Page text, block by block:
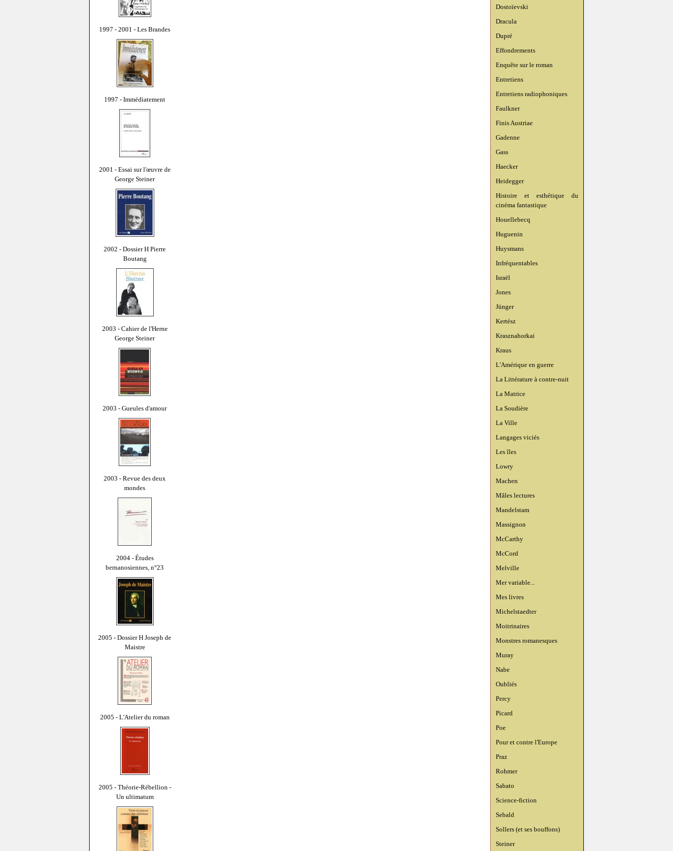
1997 - 2001 - Les Brandes
1997 - Immédiatement
2001 - Essai sur l'œuvre de
George Steiner
2002 - Dossier H Pierre
Boutang
2003 - Cahier de l'Herne
George Steiner
2003 - Gueules d'amour
2003 - Revue des deux
mondes
2004 - Études
bernanosiennes, n°23
2005 - Dossier H Joseph de
Maistre
2005 - L'Atelier du roman
2005 - Théorie-Rébellion -
Un ultimatum
Dostoïevski
Dracula
Dupré
Effondrements
Enquête sur le roman
Entretiens
Entretiens radiophoniques
Faulkner
Finis Austriae
Gadenne
Gass
Haecker
Heidegger
Histoire et esthétique du
cinéma fantastique
Houellebecq
Huguenin
Huysmans
Infréquentables
Israël
Jones
Jünger
Kertész
Krasznahorkai
Kraus
L'Amérique en guerre
La Littérature à contre-nuit
La Matrice
La Soudière
La Ville
Langages viciés
Les îles
Lowry
Machen
Mâles lectures
Mandelstam
Massignon
McCarthy
McCord
Melville
Mer variable...
Mes livres
Michelstaedter
Moitrinaires
Monstres romanesques
Muray
Nabe
Oubliés
Percy
Picard
Poe
Pour et contre l'Europe
Praz
Rohmer
Sabato
Science-fiction
Sebald
Sollers (et ses bouffons)
Steiner